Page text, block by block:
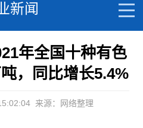
新闻
年全国十种有色
，同比增长5.4%
来源：网络整理